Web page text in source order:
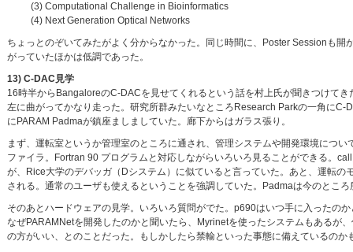
(3) Computational Challenge in Bioinformatics
(4) Next Generation Optical Networks
ちょっとのぞいてみたがよく分からなかった。同じ時間に、Poster Sessionも
がっていたほかは低調であった。
13) C-DAC見学
16時半からBangaloreのC-DACを見せてくれるという話を村上氏が聞きつけて
左に曲がってかなり走った。研究所群みたいなところResearch Parkの一角に
にPARAM Padmaが鎮座ましましていた。廊下からはガラス張り。
まず、運転室というか管理室のところに通され、管理システムや開発環境につ
ファイラ。Fortran 90 プログラムと対応しながらいろいろ見ることができる。
が、Rice大学のデバッガ（Dシステム）に似ていると言っていた。あと、運転
される。通常のユーザも使えるということを強調していた。Padmaは今のとこ
そのあとハードウェアの見学。いろいろ質問がでた。p690はいつ手に入ったの
なぜPARAMNetを開発したのかと聞いたら、Myrinetを使ったシステムもあるが
の方がいい、とのことだった。もしかしたら禁輸といった事態に備えているの